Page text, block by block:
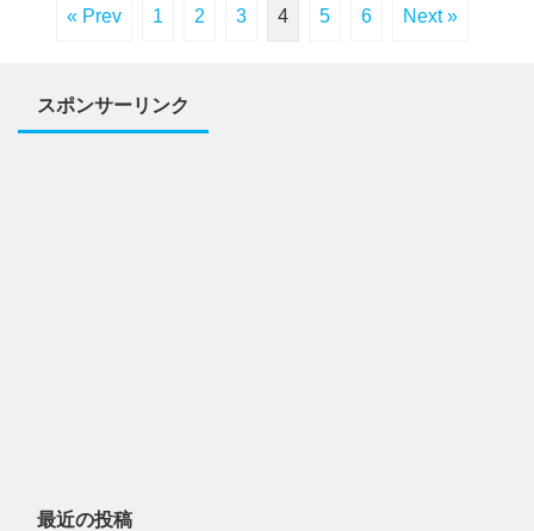
« Prev 1 2 3 4 5 6 Next »
スポンサーリンク
最近の投稿